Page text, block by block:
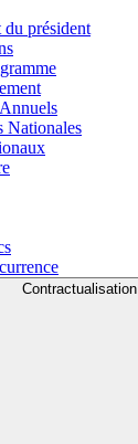
président
Nationales
Contractualisation